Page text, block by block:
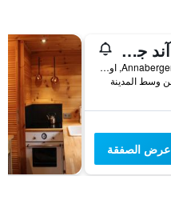
بنسيون آند جاستشتاتيه آم روتن هامر
Annaberger Straße 115, اوبروييسينثال, سكسونيا, ألمانيا
عرض الصفقة